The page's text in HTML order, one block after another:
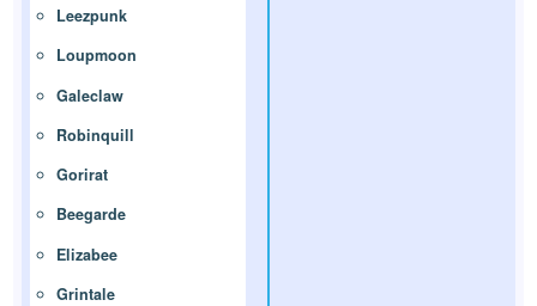
Leezpunk
Loupmoon
Galeclaw
Robinquill
Gorirat
Beegarde
Elizabee
Grintale